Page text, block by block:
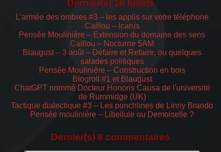
Dernier(s) 10 billets
L'armée des ombres #3 – les applis sur votre téléphone
Caillou – Icarus
Pensée Moulinière – Extension du domaine des sens
Caillou – Nocturne 5AM
Blaugust – 3 août – Défaire et Refaire, ou quelques
salades politiques
Pensée Moulinière – Construction en bois
Blogroll #1 et Blaugust
ChatGPT nommé Docteur Honoris Causa de l'université
de Rummidge (UK)
Tactique dialectique #3 – Les punchlines de Linny Brando
Pensée moulinière – Libellule ou Demoiselle ?
Dernier(s) 8 commentaires